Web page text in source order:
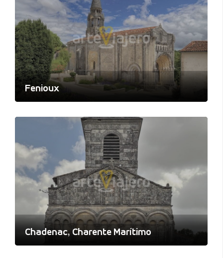
Fenioux
Chadenac, Charente Marítimo